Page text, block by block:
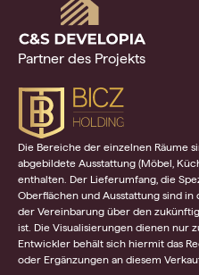
Partner des Projekts
Die Bereiche der einzelnen Räume
abgebildete Ausstattung (Möbel,
enthalten. Der Lieferumfang, die
Oberflächen und Ausstattung sind
der Vereinbarung über den
ist. Die Visualisierungen dienen nur
Entwickler behält sich hiermit das
oder Ergänzungen an diesem